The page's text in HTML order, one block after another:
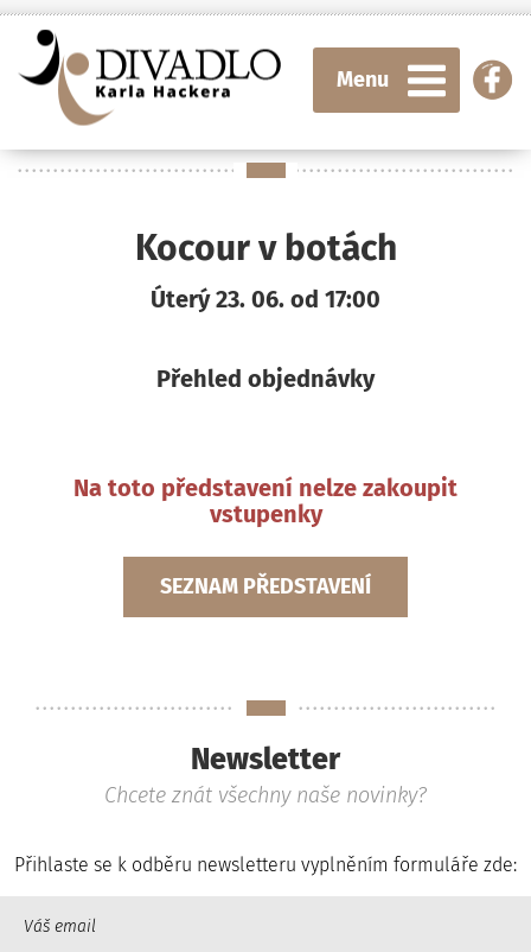
Menu
Kocour v botách
Úterý 23. 06. od 17:00
Přehled objednávky
Na toto představení nelze zakoupit
vstupenky
SEZNAM PŘEDSTAVENÍ
Newsletter
Chcete znát všechny naše novinky?
Přihlaste se k odběru newsletteru vyplněním formuláře zde: